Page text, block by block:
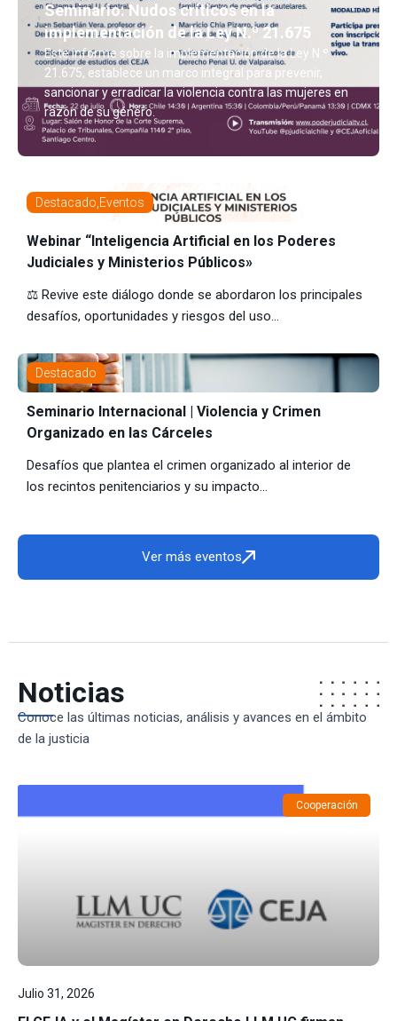
Seminario: Nudos críticos en la
implementación de la Ley N.º 21.675
Este informe sobre la implementación de la Ley N.º
21.675, establece un marco integral para prevenir,
sancionar y erradicar la violencia contra las mujeres en
razón de su género.
Destacado Eventos
Webinar “Inteligencia Artificial en los Poderes
Judiciales y Ministerios Públicos»
⚖️ Revive este diálogo donde se abordaron los principales
desafíos, oportunidades y riesgos del uso...
Destacado
Seminario Internacional | Violencia y Crimen
Organizado en las Cárceles
Desafíos que plantea el crimen organizado al interior de
los recintos penitenciarios y su impacto...
Ver más eventos
Noticias
Conoce las últimas noticias, análisis y avances en el ámbito
de la justicia
Cooperación
Julio 31, 2026